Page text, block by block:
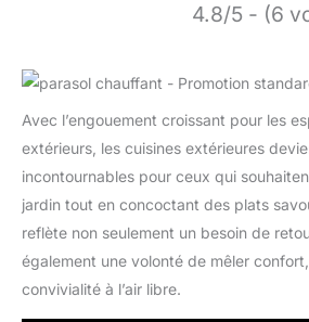
4.8/5 - (6
Avec l’engouement croissant pour les
extérieurs, les cuisines extérieures
incontournables pour ceux qui
jardin tout en concoctant des plats
reflète non seulement un besoin de
également une volonté de mêler
convivialité à l’air libre.